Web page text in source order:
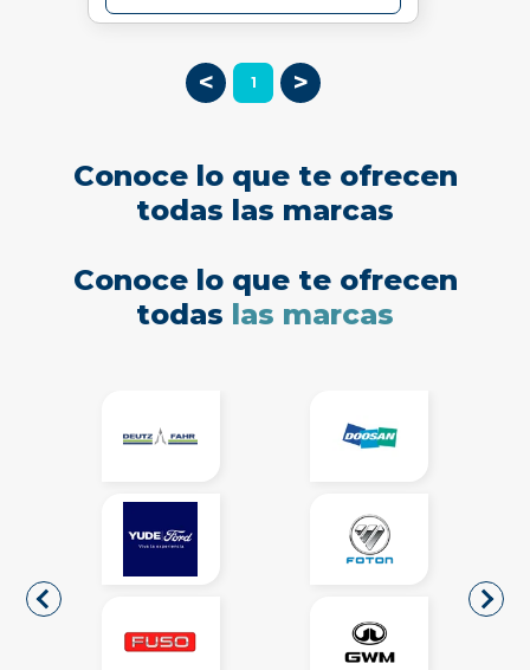
< 1 >
Conoce lo que te ofrecen
todas las marcas
Conoce lo que te ofrecen
todas las marcas